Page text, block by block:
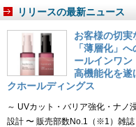
リリースの最新ニュース
お客様の切
「薄層化」
ールインワン
高機能化を遂
クホールディングス
～ UVカット・バリア強化・ナノ
設計 〜 販売部数No.1（※1）雑